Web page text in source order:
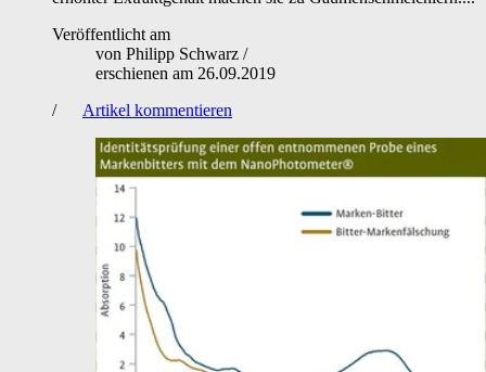
Veröffentlicht am
von Philipp Schwarz /
erschienen am 26.09.2019
/
Artikel kommentieren